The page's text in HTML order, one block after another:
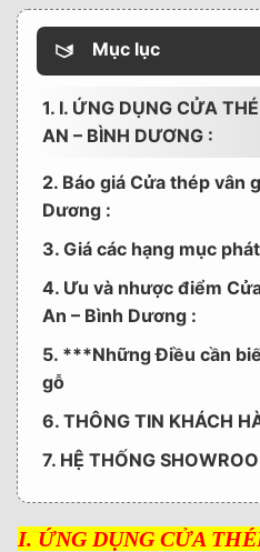
Mục lục
1. I. ỨNG DỤNG CỬA
AN – BÌNH DƯƠNG :
2. Báo giá Cửa thép vân
Dương :
3. Giá các hạng mục
4. Ưu và nhược điểm
An – Bình Dương :
5. ***Những Điều cần
gỗ
6. THÔNG TIN KHÁCH
7. HỆ THỐNG
I. ỨNG DỤNG CỬA